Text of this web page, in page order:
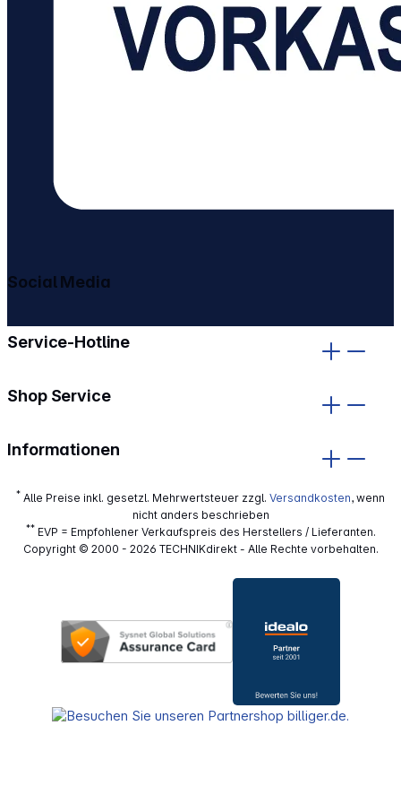
Service-Hotline
Shop Service
Informationen
Social Media
* Alle Preise inkl. gesetzl. Mehrwertsteuer zzgl. Versandkosten, wenn
nicht anders beschrieben
**EVP = Empfohlener Verkaufspreis des Herstellers / Lieferanten.
Copyright © 2000 - 2026 TECHNIKdirekt - Alle Rechte vorbehalten.